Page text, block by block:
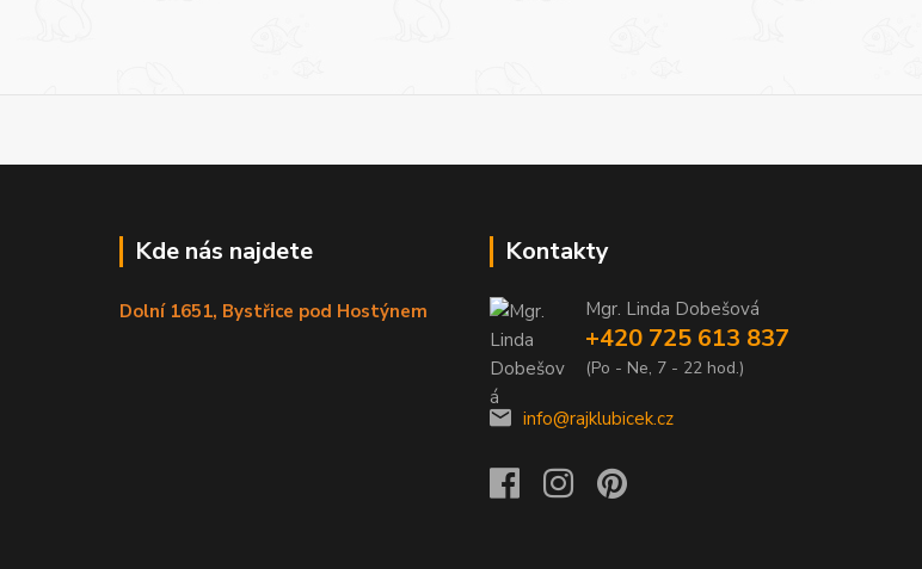
Kde nás najdete
Dolní 1651, Bystřice pod Hostýnem
Kontakty
Mgr. Linda Dobešová
+420 725 613 837
(Po - Ne, 7 - 22 hod.)
info@rajklubicek.cz